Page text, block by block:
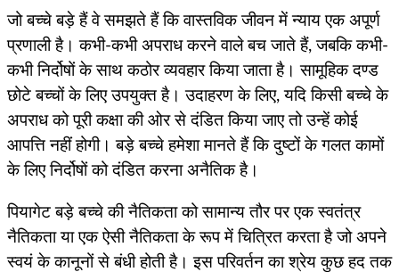
जो बच्चे बड़े हैं वे समझते हैं कि वास्तविक जीवन में न्याय एक अपूर्ण
प्रणाली है। कभी-कभी अपराध करने वाले बच जाते हैं, जबकि कभी-
कभी निर्दोषों के साथ कठोर व्यवहार किया जाता है। सामूहिक दण्ड
छोटे बच्चों के लिए उपयुक्त है। उदाहरण के लिए, यदि किसी बच्चे के
अपराध को पूरी कक्षा की ओर से दंडित किया जाए तो उन्हें कोई
आपत्ति नहीं होगी। बड़े बच्चे हमेशा मानते हैं कि दुष्टों के गलत कामों
के लिए निर्दोषों को दंडित करना अनैतिक है।
पियागेट बड़े बच्चे की नैतिकता को सामान्य तौर पर एक स्वतंत्र
नैतिकता या एक ऐसी नैतिकता के रूप में चित्रित करता है जो अपने
स्वयं के कानूनों से बंधी होती है। इस परिवर्तन का श्रेय कुछ हद तक